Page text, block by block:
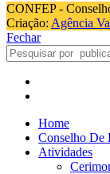
CONFEP -
Criação: Agência
Fechar
Home
Conselho De
Atividades